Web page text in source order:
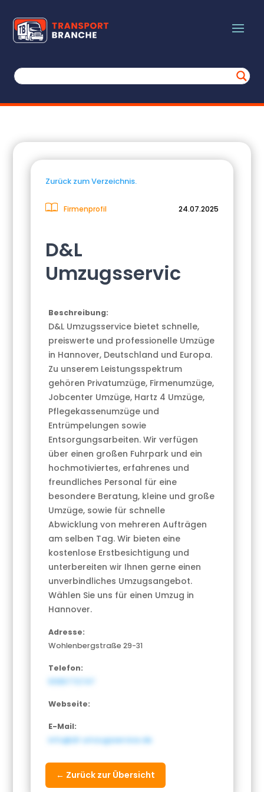
Zurück zum Verzeichnis.
Firmenprofil 24.07.2025
D&L
Umzugsservic
Beschreibung:
D&L Umzugsservice bietet schnelle,
preiswerte und professionelle Umzüge
in Hannover, Deutschland und Europa.
Zu unserem Leistungsspektrum
gehören Privatumzüge, Firmenumzüge,
Jobcenter Umzüge, Hartz 4 Umzüge,
Pflegekassenumzüge und
Entrümpelungen sowie
Entsorgungsarbeiten. Wir verfügen
über einen großen Fuhrpark und ein
hochmotiviertes, erfahrenes und
freundliches Personal für eine
besondere Beratung, kleine und große
Umzüge, sowie für schnelle
Abwicklung von mehreren Aufträgen
am selben Tag. Wir bieten eine
kostenlose Erstbesichtigung und
unterbereiten wir Ihnen gerne einen
unverbindliches Umzugsangebot.
Wählen Sie uns für einen Umzug in
Hannover.
Adresse:
Wohlenbergstraße 29-31
Telefon:
51135772747
Webseite:
E-Mail:
info@dl-umzugsservice.de
← Zurück zur Übersicht